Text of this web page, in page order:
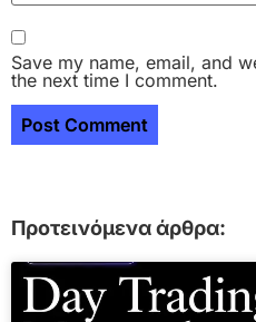
Save my name, email, and
the next time I comment.
Προτεινόμενα άρθρα: